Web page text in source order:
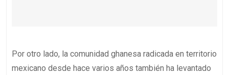
Por otro lado, la comunidad ghanesa radicada en territorio
mexicano desde hace varios años también ha levantado